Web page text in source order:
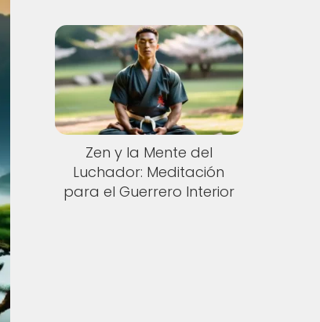
Zen y la Mente del
Luchador: Meditación
para el Guerrero Interior